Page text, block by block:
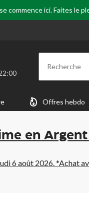
commence ici. Faites le
à 22:00 Recherche
Offres hebdo
en Argent
6 août 2026. *Achat